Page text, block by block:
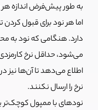
اما هر نود برای قبول
دارد. هنگامی که نود به
می‌شود، حداقل نرخ
اطلاع می‌دهد تا آن‌ها نیز
نرخ را ارسال نکنند.
نودهای با ممپول کوچک‌تر